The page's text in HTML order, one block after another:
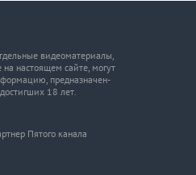
видеоматериалы,
настоящем сайте, могут
предназначен­
18 лет.
Пятого канала